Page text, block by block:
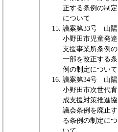
正する条例の制定
について
議案第33号 山陽
小野田市児童発達
支援事業所条例の
一部を改正する条
例の制定について
議案第34号 山陽
小野田市次世代育
成支援対策推進協
議会条例を廃止す
る条例の制定につ